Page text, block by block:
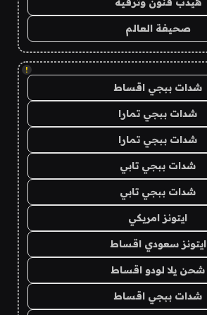
صحيفة العالم
!
شدات ببجي اقساط
شدات ببجي تمارا
شدات ببجي تمارا
شدات ببجي تابي
شدات ببجي تابي
ايتونز امريكي
ايتونز سعودي اقساط
شحن يلا لودو اقساط
شدات ببجي اقساط